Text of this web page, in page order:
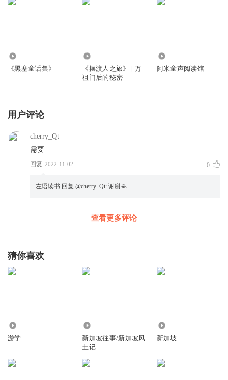
《黑塞童话集》
《摆渡人之旅》 | 万
祖门后的秘密
阿米童声阅读馆
用户评论
cherry_Qt
需要
回复 2022-11-02 0
左语读书 回复 @cherry_Qt: 谢谢🙏
查看更多评论
猜你喜欢
游学
新加坡往事/新加坡风
土记
新加坡